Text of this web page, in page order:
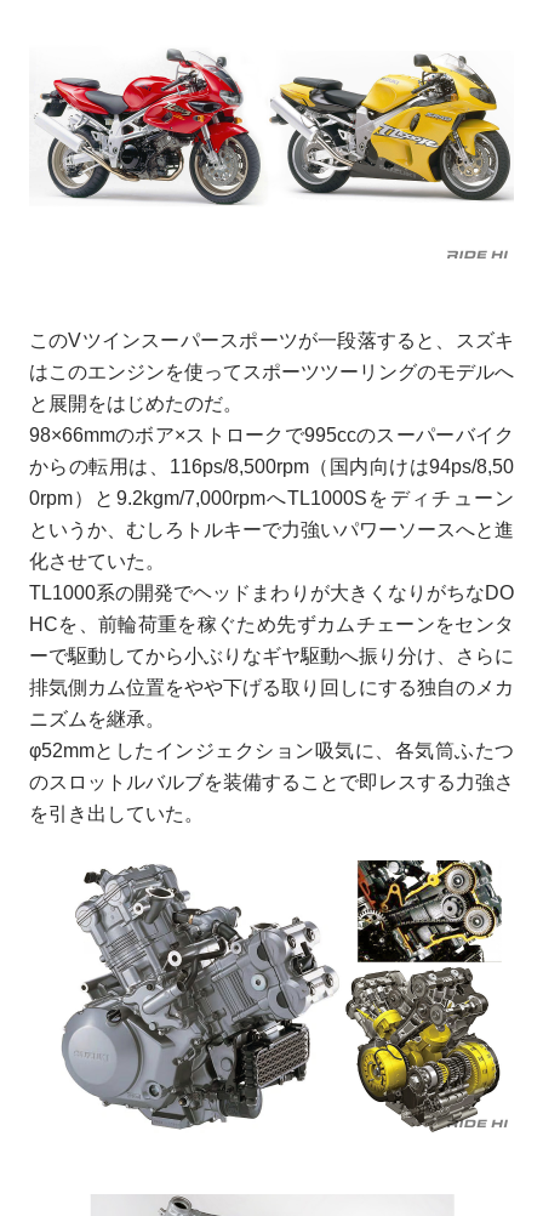
このVツインスーパースポーツが一段落すると、スズキ
はこのエンジンを使ってスポーツツーリングのモデルへ
と展開をはじめたのだ。
98×66mmのボア×ストロークで995ccのスーパーバイク
からの転用は、116ps/8,500rpm（国内向けは94ps/8,50
0rpm）と9.2kgm/7,000rpmへTL1000Sをディチューン
というか、むしろトルキーで力強いパワーソースへと進
化させていた。
TL1000系の開発でヘッドまわりが大きくなりがちなDO
HCを、前輪荷重を稼ぐため先ずカムチェーンをセンタ
ーで駆動してから小ぶりなギヤ駆動へ振り分け、さらに
排気側カム位置をやや下げる取り回しにする独自のメカ
ニズムを継承。
φ52mmとしたインジェクション吸気に、各気筒ふたつ
のスロットルバルブを装備することで即レスする力強さ
を引き出していた。